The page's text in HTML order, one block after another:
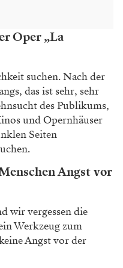
Oper „La
suchen.Nach der
das ist sehr, sehr
des Publikums,
und Opernhäuser
Seiten
Angst vor
wir vergessendie
Werkzeugzum
Angstvor der